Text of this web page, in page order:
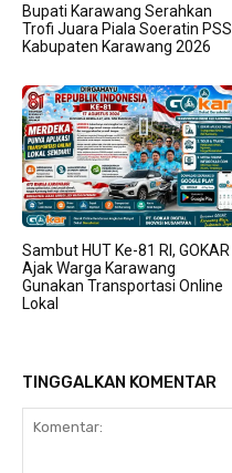
Bupati Karawang Serahkan
Trofi Juara Piala Soeratin PSSI
Kabupaten Karawang 2026
Sambut HUT Ke-81 RI, GOKAR
Ajak Warga Karawang
Gunakan Transportasi Online
Lokal
TINGGALKAN KOMENTAR